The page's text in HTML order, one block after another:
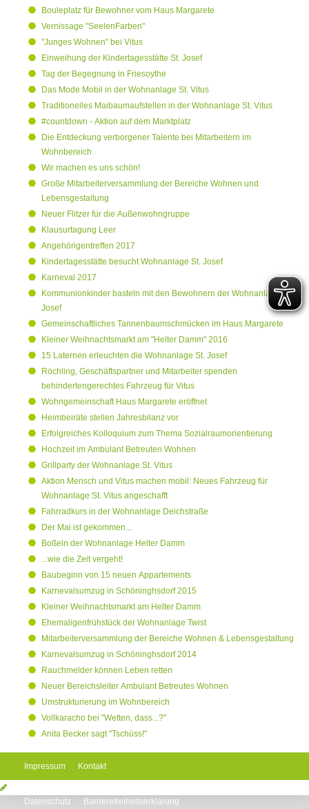
Bouleplatz für Bewohner vom Haus Margarete
Vernissage "SeelenFarben"
"Junges Wohnen" bei Vitus
Einweihung der Kindertagesstätte St. Josef
Tag der Begegnung in Friesoythe
Das Mode Mobil in der Wohnanlage St. Vitus
Traditionelles Maibaumaufstellen in der Wohnanlage St. Vitus
#countdown - Aktion auf dem Marktplatz
Die Entdeckung verborgener Talente bei Mitarbeitern im
Wohnbereich
Wir machen es uns schön!
Große Mitarbeiterversammlung der Bereiche Wohnen und
Lebensgestaltung
Neuer Flitzer für die Außenwohngruppe
Klausurtagung Leer
Angehörigentreffen 2017
Kindertagesstätte besucht Wohnanlage St. Josef
Karneval 2017
Kommunionkinder basteln mit den Bewohnern der Wohnanlage St.
Josef
Gemeinschaftliches Tannenbaumschmücken im Haus Margarete
Kleiner Weihnachtsmarkt am "Helter Damm" 2016
15 Laternen erleuchten die Wohnanlage St. Josef
Röchling, Geschäftspartner und Mitarbeiter spenden
behindertengerechtes Fahrzeug für Vitus
Wohngemeinschaft Haus Margarete eröffnet
Heimbeiräte stellen Jahresbilanz vor
Erfolgreiches Kolloquium zum Thema Sozialraumorientierung
Hochzeit im Ambulant Betreuten Wohnen
Grillparty der Wohnanlage St. Vitus
Aktion Mensch und Vitus machen mobil: Neues Fahrzeug für
Wohnanlage St. Vitus angeschafft
Fahrradkurs in der Wohnanlage Deichstraße
Der Mai ist gekommen...
Boßeln der Wohnanlage Helter Damm
...wie die Zeit vergeht!
Baubeginn von 15 neuen Appartements
Karnevalsumzug in Schöninghsdorf 2015
Kleiner Weihnachtsmarkt am Helter Damm
Ehemaligenfrühstück der Wohnanlage Twist
Mitarbeiterversammlung der Bereiche Wohnen & Lebensgestaltung
Karnevalsumzug in Schöninghsdorf 2014
Rauchmelder können Leben retten
Neuer Bereichsleiter Ambulant Betreutes Wohnen
Umstrukturierung im Wohnbereich
Vollkaracho bei "Wetten, dass...?"
Anita Becker sagt "Tschüss!"
Impressum Kontakt
Datenschutz Barrierefreiheitserklärung